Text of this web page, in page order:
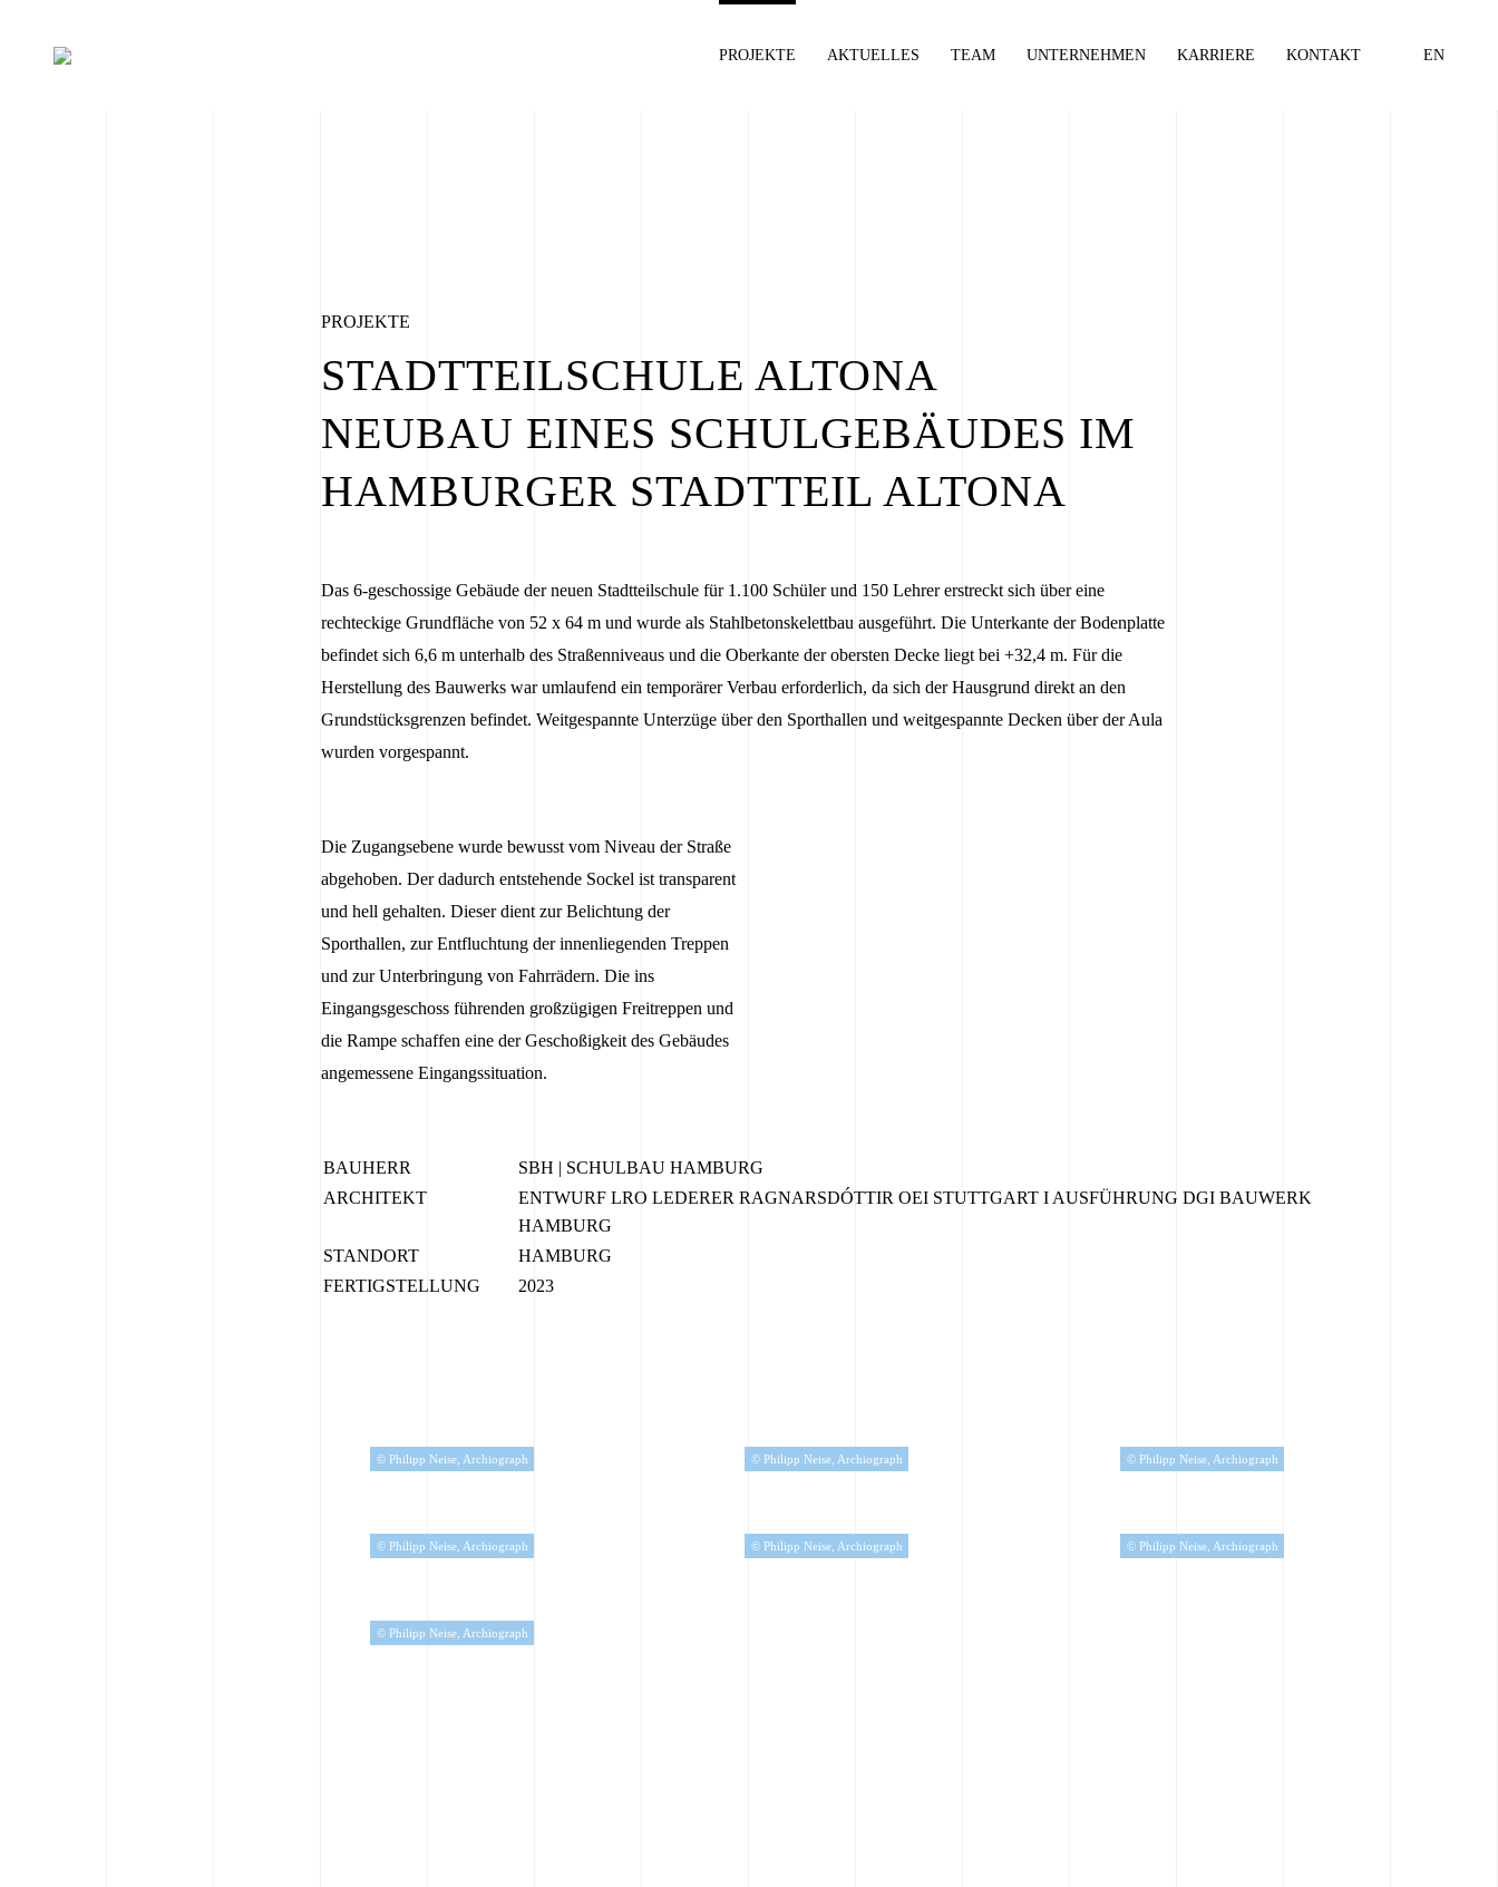
EN
PROJEKTE AKTUELLES TEAM UNTERNEHMEN KARRIERE KONTAKT
PROJEKTE
STADTTEILSCHULE ALTONA
NEUBAU EINES SCHULGEBÄUDES IM
HAMBURGER STADTTEIL ALTONA
Das 6-geschossige Gebäude der neuen Stadtteilschule für 1.100 Schüler und 150 Lehrer erstreckt sich über eine
rechteckige Grundfläche von 52 x 64 m und wurde als Stahlbetonskelettbau ausgeführt. Die Unterkante der Bodenplatte
befindet sich 6,6 m unterhalb des Straßenniveaus und die Oberkante der obersten Decke liegt bei +32,4 m. Für die
Herstellung des Bauwerks war umlaufend ein temporärer Verbau erforderlich, da sich der Hausgrund direkt an den
Grundstücksgrenzen befindet. Weitgespannte Unterzüge über den Sporthallen und weitgespannte Decken über der Aula
wurden vorgespannt.
Die Zugangsebene wurde bewusst vom Niveau der Straße
abgehoben. Der dadurch entstehende Sockel ist transparent
und hell gehalten. Dieser dient zur Belichtung der
Sporthallen, zur Entfluchtung der innenliegenden Treppen
und zur Unterbringung von Fahrrädern. Die ins
Eingangsgeschoss führenden großzügigen Freitreppen und
die Rampe schaffen eine der Geschoßigkeit des Gebäudes
angemessene Eingangssituation.
BAUHERR
SBH | SCHULBAU HAMBURG
ARCHITEKT
ENTWURF LRO LEDERER RAGNARSDÓTTIR OEI STUTTGART I AUSFÜHRUNG DGI BAUWERK
HAMBURG
STANDORT
HAMBURG
FERTIGSTELLUNG
2023
© Philipp Neise, Archiograph © Philipp Neise, Archiograph © Philipp Neise, Archiograph
© Philipp Neise, Archiograph © Philipp Neise, Archiograph © Philipp Neise, Archiograph
© Philipp Neise, Archiograph